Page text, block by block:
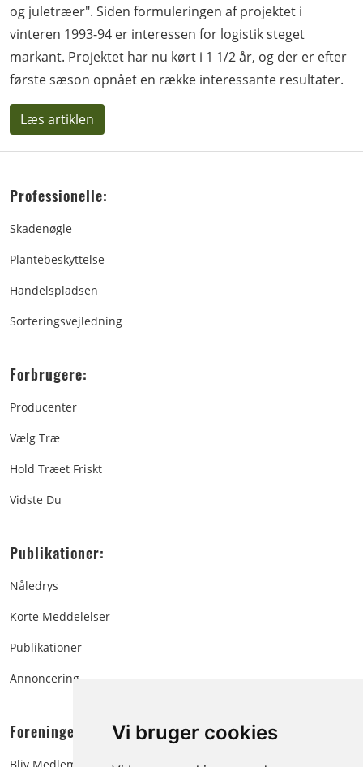
Vi bruger cookies
og juletræer". Siden formuleringen af projektet i
vinteren 1993-94 er interessen for logistik steget
markant. Projektet har nu kørt i 1 1/2 år, og der er efter
første sæson opnået en række interessante resultater.
Læs artiklen
Professionelle:
Skadenøgle
Plantebeskyttelse
Handelspladsen
Sorteringsvejledning
Forbrugere:
Producenter
Vælg Træ
Hold Træet Friskt
Vidste Du
Publikationer:
Nåledrys
Korte Meddelelser
Publikationer
Annoncering
Foreningen: